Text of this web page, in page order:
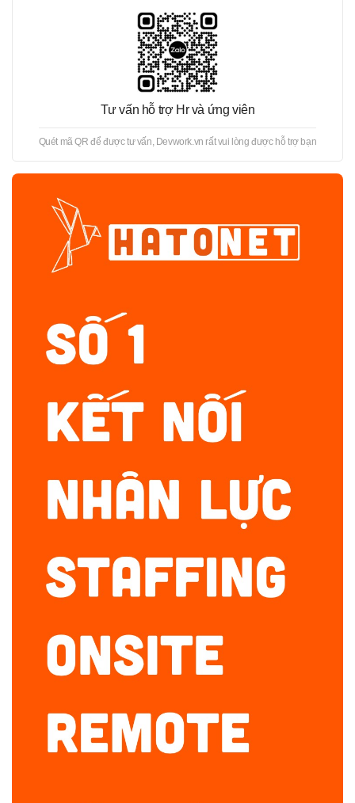
Tư vấn hỗ trợ Hr và ứng viên
Quét mã QR để được tư vấn, Devwork.vn rất vui lòng được hỗ trợ bạn